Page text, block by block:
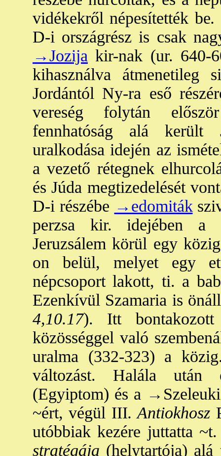
vidékekről népesítették be.
D-i országrész is csak
→Jozija kir-nak (ur. 640-
kihasználva átmenetileg
Jordántól Ny-ra eső
vereség folytán
fennhatóság alá került
uralkodása idején az
a vezető rétegnek
és Júda megtizedelését
D-i részébe →edomiták
perzsa kir. idejében a
Jeruzsálem körül egy
on belül, melyet egy
népcsoport lakott, ti. a
Ezenkívül Szamaria is
4,10.17). Itt
közösséggel való
uralma (332-323) a
változást. Halála
(Egyiptom) és a
~ért, végül III. Antiokhosz
utóbbiak kezére juttatta
stratégája (helytartója) alá